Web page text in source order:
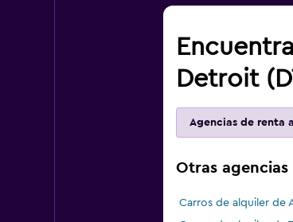
Detroit
Agencias de renta
Otras
Carros de alquiler de